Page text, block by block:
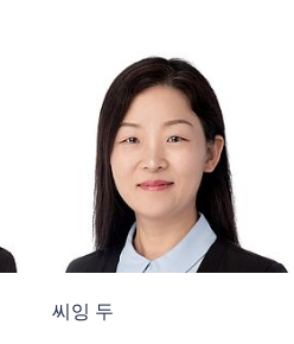
씨잉 두